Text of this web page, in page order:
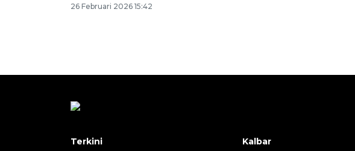
26 Februari 2026 15:42
Terkini Kalbar